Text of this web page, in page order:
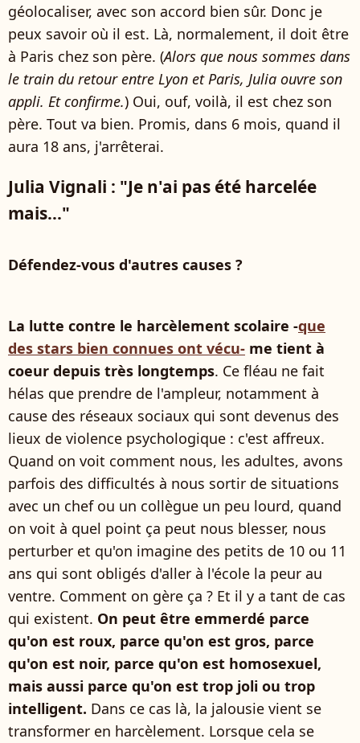
géolocaliser, avec son accord bien sûr. Donc je
peux savoir où il est. Là, normalement, il doit être
à Paris chez son père. (Alors que nous sommes dans
le train du retour entre Lyon et Paris, Julia ouvre son
appli. Et confirme.) Oui, ouf, voilà, il est chez son
père. Tout va bien. Promis, dans 6 mois, quand il
aura 18 ans, j'arrêterai.
Julia Vignali : "Je n'ai pas été harcelée
mais..."
Défendez-vous d'autres causes ?
La lutte contre le harcèlement scolaire -que
des stars bien connues ont vécu- me tient à
coeur depuis très longtemps. Ce fléau ne fait
hélas que prendre de l'ampleur, notamment à
cause des réseaux sociaux qui sont devenus des
lieux de violence psychologique : c'est affreux.
Quand on voit comment nous, les adultes, avons
parfois des difficultés à nous sortir de situations
avec un chef ou un collègue un peu lourd, quand
on voit à quel point ça peut nous blesser, nous
perturber et qu'on imagine des petits de 10 ou 11
ans qui sont obligés d'aller à l'école la peur au
ventre. Comment on gère ça ? Et il y a tant de cas
qui existent. On peut être emmerdé parce
qu'on est roux, parce qu'on est gros, parce
qu'on est noir, parce qu'on est homosexuel,
mais aussi parce qu'on est trop joli ou trop
intelligent. Dans ce cas là, la jalousie vient se
transformer en harcèlement. Lorsque cela se